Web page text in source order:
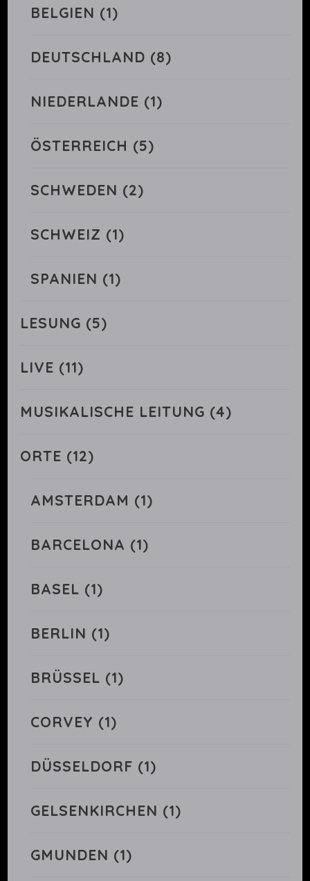
BELGIEN (1)
DEUTSCHLAND (8)
NIEDERLANDE (1)
ÖSTERREICH (5)
SCHWEDEN (2)
SCHWEIZ (1)
SPANIEN (1)
LESUNG (5)
LIVE (11)
MUSIKALISCHE LEITUNG (4)
ORTE (12)
AMSTERDAM (1)
BARCELONA (1)
BASEL (1)
BERLIN (1)
BRÜSSEL (1)
CORVEY (1)
DÜSSELDORF (1)
GELSENKIRCHEN (1)
GMUNDEN (1)